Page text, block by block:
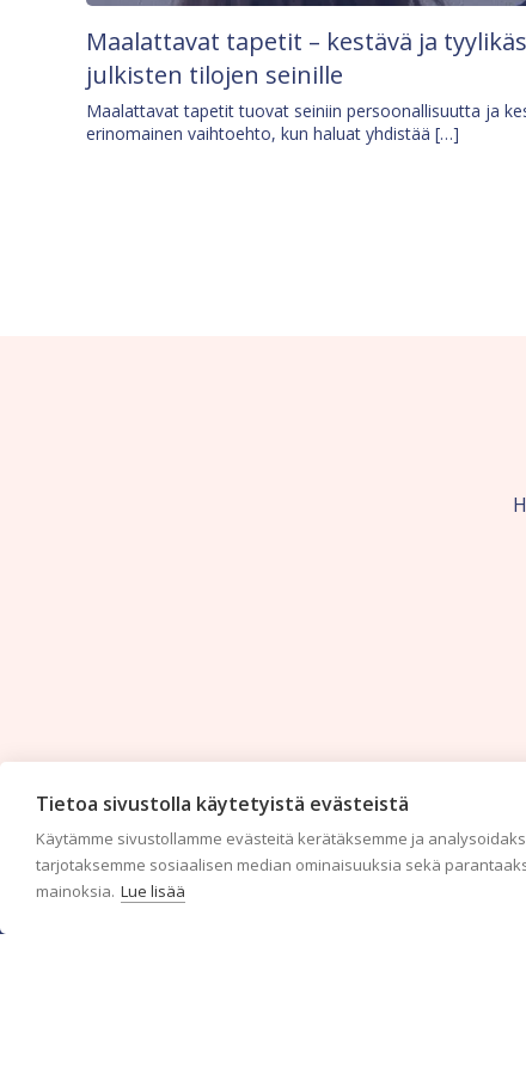
Tietoa sivustolla käytetyistä evästeistä
Käytämme sivustollamme evästeitä kerätäksemme ja
tarjotaksemme sosiaalisen median ominaisuuksia sekä
mainoksia. Lue lisää
Maalattavat tapetit – kestävä ja
julkisten tilojen seinille
Maalattavat tapetit tuovat seiniin persoonallisuutta ja
erinomainen vaihtoehto, kun haluat yhdistää […]